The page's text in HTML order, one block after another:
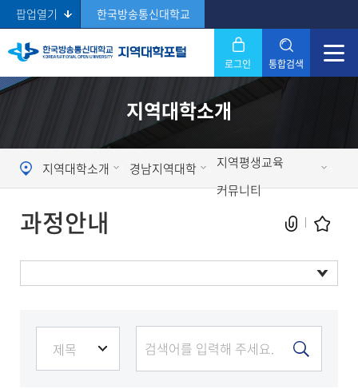
팝업열기 한국방송통신대학교
로그인 통합검색
Search 지역대학소개
지역대학소개 경남지역대학
지역평생교육
커뮤니티
등록하시겠습니까?
메뉴추가
과정안내
과정안내
게시판